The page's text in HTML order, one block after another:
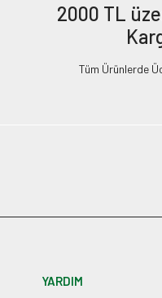
2000 TL
Tüm Ürünlerde
YARDIM